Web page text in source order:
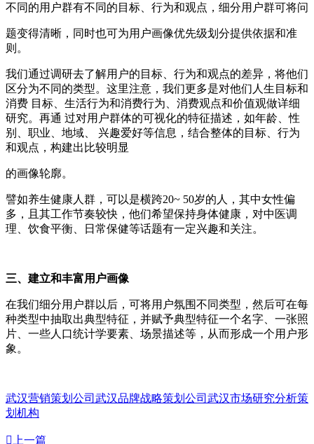
不同的用户群有不同的目标、行为和观点，细分用户群可将问
题变得清晰，同时也可为用户画像优先级划分提供依据和准
则。
我们通过调研去了解用户的目标、行为和观点的差异，将他们
区分为不同的类型。这里注意，我们更多是对他们人生目标和
消费 目标、生活行为和消费行为、消费观点和价值观做详细
研究。再通 过对用户群体的可视化的特征描述，如年龄、性
别、职业、地域、 兴趣爱好等信息，结合整体的目标、行为
和观点，构建出比较明显
的画像轮廓。
譬如养生健康人群，可以是横跨20~ 50岁的人，其中女性偏
多，且其工作节奏较快，他们希望保持身体健康，对中医调
理、饮食平衡、日常保健等话题有一定兴趣和关注。
三、建立和丰富用户画像
在我们细分用户群以后，可将用户氛围不同类型，然后可在每
种类型中抽取出典型特征，并赋予典型特征一个名字、一张照
片、一些人口统计学要素、场景描述等，从而形成一个用户形
象。
武汉营销策划公司 武汉品牌战略策划公司 武汉市场研究分析策
划机构
 上一篇